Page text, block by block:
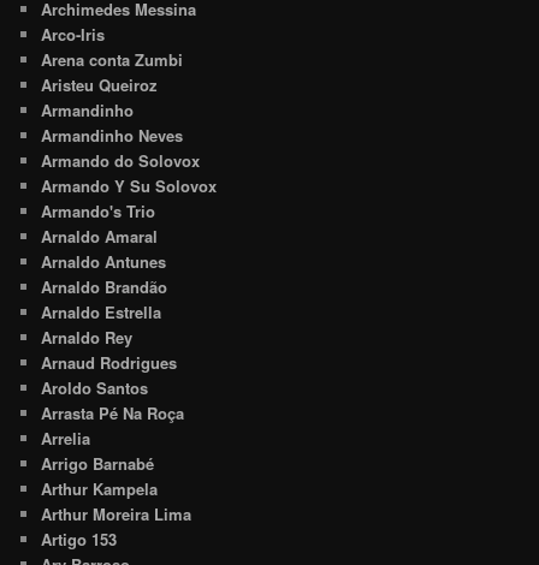
Archimedes Messina
Arco-Iris
Arena conta Zumbi
Aristeu Queiroz
Armandinho
Armandinho Neves
Armando do Solovox
Armando Y Su Solovox
Armando's Trio
Arnaldo Amaral
Arnaldo Antunes
Arnaldo Brandão
Arnaldo Estrella
Arnaldo Rey
Arnaud Rodrigues
Aroldo Santos
Arrasta Pé Na Roça
Arrelia
Arrigo Barnabé
Arthur Kampela
Arthur Moreira Lima
Artigo 153